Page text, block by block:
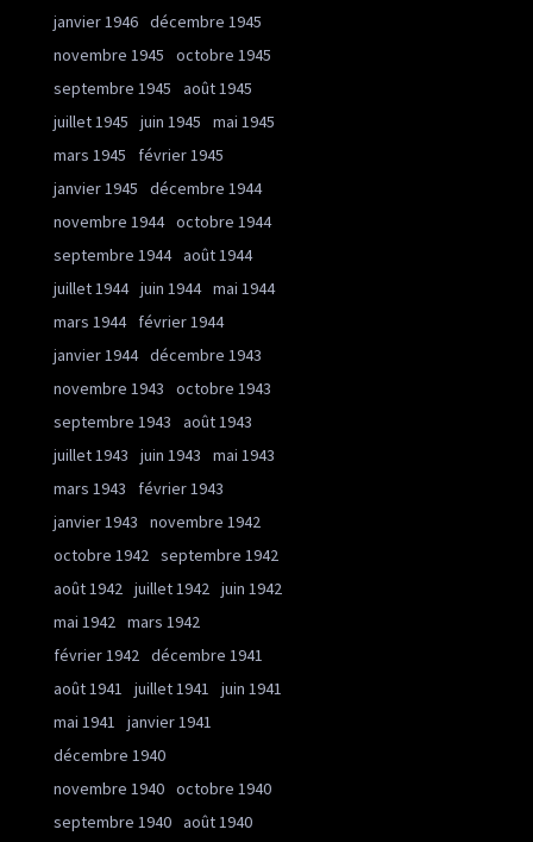
janvier 1946 décembre 1945
novembre 1945
octobre 1945
septembre 1945
août 1945
juillet 1945
juin 1945
mai 1945
mars 1945
février 1945
janvier 1945
décembre 1944
novembre 1944 octobre 1944
septembre 1944 août 1944
juillet 1944 juin 1944 mai 1944
mars 1944
février 1944
janvier 1944 décembre 1943
novembre 1943
octobre 1943
septembre 1943
août 1943
juillet 1943
juin 1943
mai 1943
mars 1943
février 1943
janvier 1943
novembre 1942
octobre 1942 septembre 1942
août 1942 juillet 1942 juin 1942
mai 1942 mars 1942
février 1942 décembre 1941
août 1941
juillet 1941
juin 1941
mai 1941
janvier 1941
décembre 1940
novembre 1940 octobre 1940
septembre 1940 août 1940